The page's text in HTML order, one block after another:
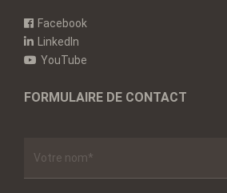
Facebook
LinkedIn
YouTube
FORMULAIRE DE CONTACT